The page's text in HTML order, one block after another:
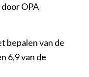
OPA
bepalen van de
6,9 van de